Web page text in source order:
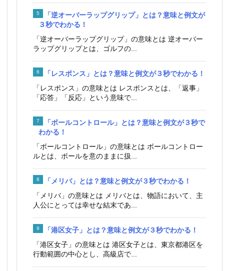
「逆オーバーラップグリップ」とは？意味と例文が
３秒でわかる！
「逆オーバーラップグリップ」の意味とは 逆オーバー
ラップグリップとは、ゴルフの...
「レスポンス」とは？意味と例文が３秒でわかる！
「レスポンス」の意味とは レスポンスとは、「返事」
「応答」「反応」という意味で...
「ボールコントロール」とは？意味と例文が３秒で
わかる！
「ボールコントロール」の意味とは ボールコントロー
ルとは、ボールを意のままに扱...
「メリバ」とは？意味と例文が３秒でわかる！
「メリバ」の意味とは メリバとは、物語において、主
人公にとっては幸せな結末であ...
「港区女子」とは？意味と例文が３秒でわかる！
「港区女子」の意味とは 港区女子とは、東京都港区を
行動範囲の中心とし、高級店で...